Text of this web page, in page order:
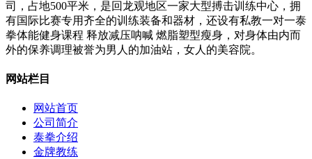
司，占地500平米，是回龙观地区一家大型搏击训练中心，拥
有国际比赛专用齐全的训练装备和器材，还设有私教一对一泰
拳体能健身课程 释放减压呐喊 燃脂塑型瘦身，对身体由内而
外的保养调理被誉为男人的加油站，女人的美容院。
网站栏目
网站首页
公司简介
泰拳介绍
金牌教练